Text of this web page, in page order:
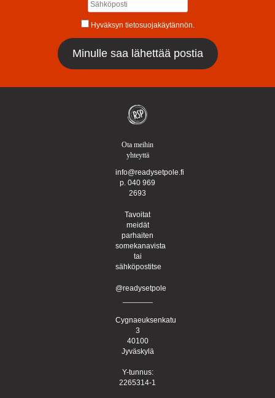
Hyväksyn tietosuojakäytännön.
Ota meihin
yhteyttä
info@readysetpole.fi
p. 040 969
2693
Tavoitat
meidät
parhaiten
somekanavista
tai
sähköpostitse
@readysetpole
Cygnaeuksenkatu
3
40100
Jyväskylä
Y-tunnus:
2265314-1